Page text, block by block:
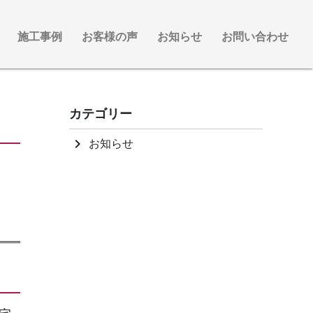
施工事例 お客様の声 お知らせ お問い合わせ
カテゴリー
keyboard_arrow_right お知らせ